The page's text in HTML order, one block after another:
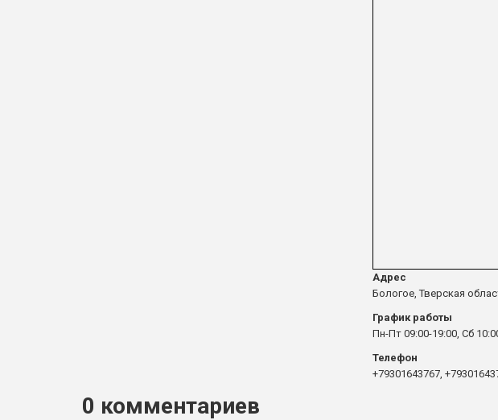
Адрес
Бологое, Тверская
График работы
Пн-Пт 09:00-19:00, Сб
Телефон
+79301643767,
0 комментариев